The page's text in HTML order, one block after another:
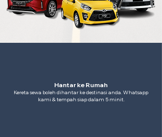
Hantar ke Rumah
Kereta sewa boleh dihantar ke destinasi anda. Whatsapp
kami & tempah siap dalam 5 minit.